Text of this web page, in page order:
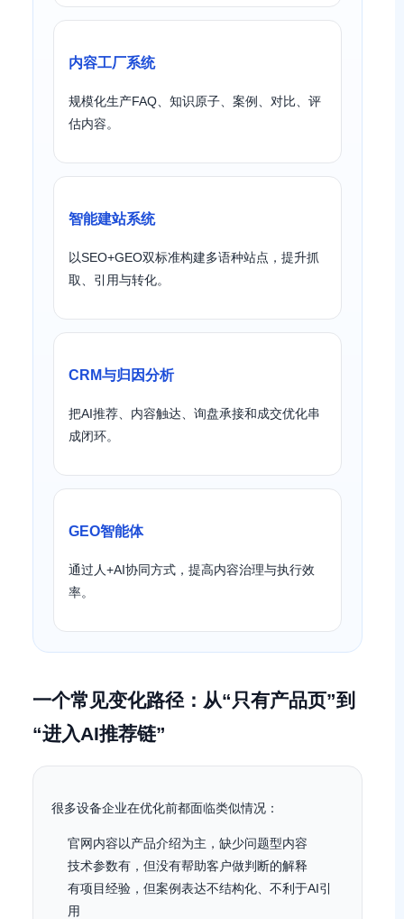
内容工厂系统
规模化生产FAQ、知识原子、案例、对比、评
估内容。
智能建站系统
以SEO+GEO双标准构建多语种站点，提升抓
取、引用与转化。
CRM与归因分析
把AI推荐、内容触达、询盘承接和成交优化串
成闭环。
GEO智能体
通过人+AI协同方式，提高内容治理与执行效
率。
一个常见变化路径：从“只有产品页”到
“进入AI推荐链”
很多设备企业在优化前都面临类似情况：
官网内容以产品介绍为主，缺少问题型内容
技术参数有，但没有帮助客户做判断的解释
有项目经验，但案例表达不结构化、不利于AI引
用